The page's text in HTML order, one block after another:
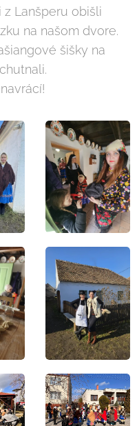
z Lanšperu obišli
na našom dvore.
šišky na